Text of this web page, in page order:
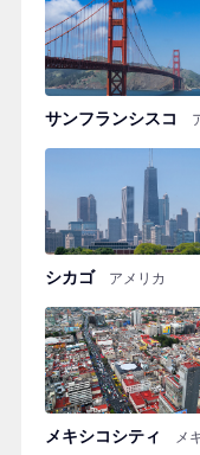
サンフランシスコ
シカゴ アメリカ
メキシコシティ メ